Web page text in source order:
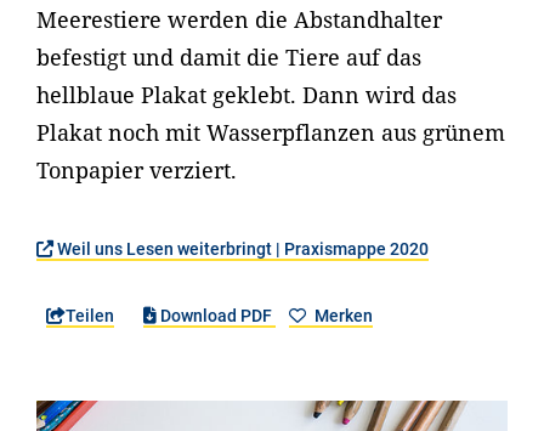
Meerestiere werden die Abstandhalter
befestigt und damit die Tiere auf das
hellblaue Plakat geklebt. Dann wird das
Plakat noch mit Wasserpflanzen aus grünem
Tonpapier verziert.
Weil uns Lesen weiterbringt | Praxismappe 2020
Teilen Download PDF Merken